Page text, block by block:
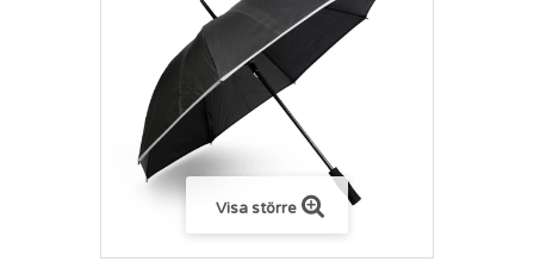
Visa större